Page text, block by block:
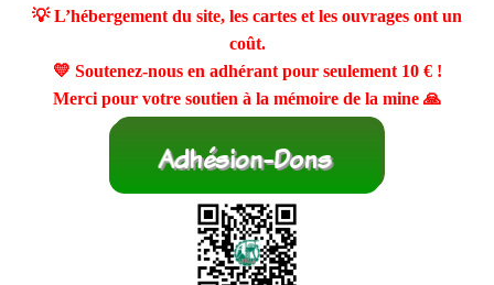
💡 L’hébergement du site, les cartes et les ouvrages ont un
coût.
💛 Soutenez-nous en adhérant pour seulement 10 €!
Merci pour votre soutien à la mémoire de la mine 🙏